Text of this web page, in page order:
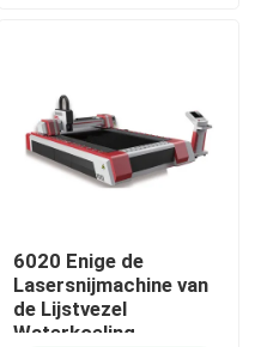
6020 Enige de
Lasersnijmachine van
de Lijstvezel
Waterkoeling